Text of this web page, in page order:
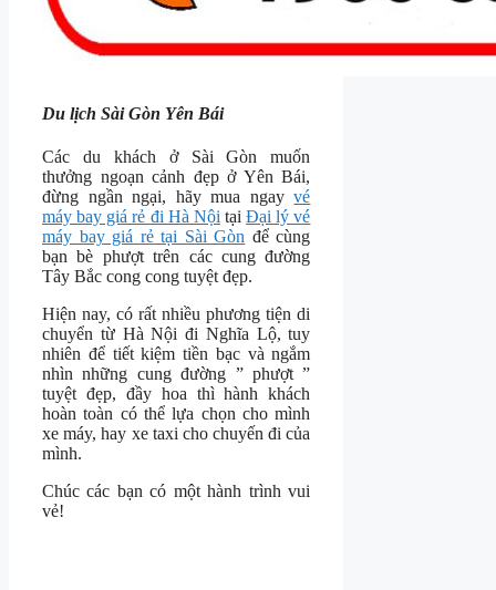
Du lịch Sài Gòn Yên Bái
Các du khách ở Sài Gòn muốn
thưởng ngoạn cảnh đẹp ở Yên Bái,
đừng ngần ngại, hãy mua ngayvé
máy bay giá rẻ đi Hà Nội tạiĐại lý vé
máy bay giá rẻ tại Sài Gòn để cùng
bạn bè phượt trên các cung đường
Tây Bắc cong cong tuyệt đẹp.
Hiện nay, có rất nhiều phương tiện di
chuyển từ Hà Nội đi Nghĩa Lộ, tuy
nhiên để tiết kiệm tiền bạc và ngắm
nhìn những cung đường ” phượt ”
tuyệt đẹp, đầy hoa thì hành khách
hoàn toàn có thể lựa chọn cho mình
xe máy, hay xe taxi cho chuyến đi của
mình.
Chúc các bạn có một hành trình vui
vẻ!